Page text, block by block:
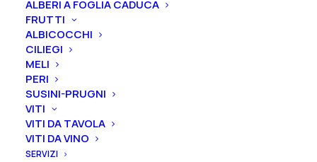
ALBERI A FOGLIA CADUCA
FRUTTI
ALBICOCCHI
CILIEGI
MELI
PERI
SUSINI-PRUGNI
VITI
VITI DA TAVOLA
VITI DA VINO
SERVIZI